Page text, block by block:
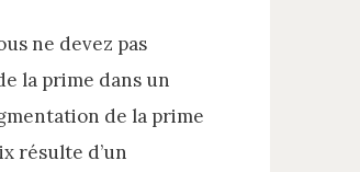
ne devez pas
la prime dans un
de la prime
résulte d’un